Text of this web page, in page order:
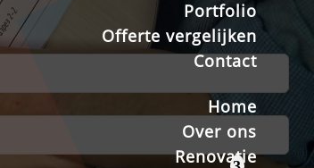
Portfolio
Offerte vergelijken
Contact
Home
Over ons
Renovatie